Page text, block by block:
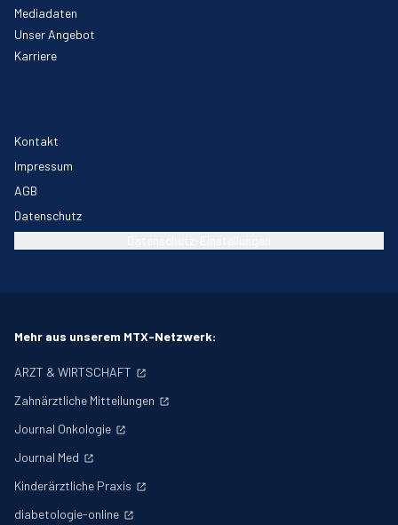
Mediadaten
Unser Angebot
Karriere
Kontakt
Impressum
AGB
Datenschutz
Mehr aus unserem MTX-Netzwerk:
ARZT & WIRTSCHAFT
Zahnärztliche Mitteilungen
Journal Onkologie
Journal Med
Kinderärztliche Praxis
diabetologie-online